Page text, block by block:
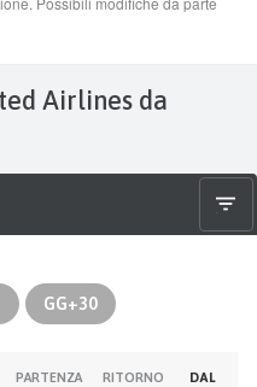
GG+30
PARTENZA RITORNO DAL